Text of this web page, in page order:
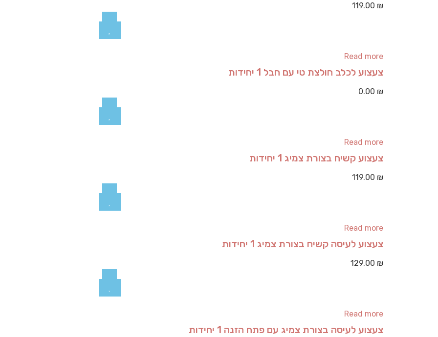
119.00 ₪
Read more
צעצוע לכלב חולצת טי עם חבל 1 יחידות
0.00 ₪
Read more
צעצוע קשיח בצורת צמיג 1 יחידות
119.00 ₪
Read more
צעצוע לעיסה קשיח בצורת צמיג 1 יחידות
129.00 ₪
Read more
צעצוע לעיסה בצורת צמיג עם פתח הזנה 1 יחידות